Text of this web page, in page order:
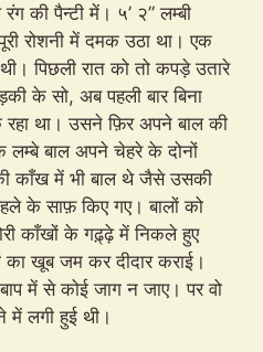
की पैन्टी में। ५’ २” लम्बी
रोशनी में दमक उठा था। एक
पिछली रात को तो कपड़े उतारे
के सो, अब पहली बार बिना
था। उसने फ़िर अपने बाल की
बाल अपने चेहरे के दोनों
काँख में भी बाल थे जैसे उसकी
के साफ़ किए गए। बालों को
काँखों के गढ़्ढ़े में निकले हुए
खूब जम कर दीदार कराई।
में से कोई जाग न जाए। पर वो
में लगी हुई थी।